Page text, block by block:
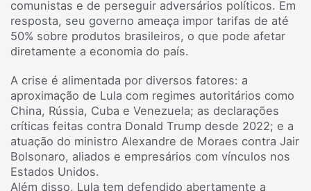
comunistas e de perseguir adversários políticos. Em
resposta, seu governo ameaça impor tarifas de até
50% sobre produtos brasileiros, o que pode afetar
diretamente a economia do país.
A crise é alimentada por diversos fatores: a
aproximação de Lula com regimes autoritários como
China, Rússia, Cuba e Venezuela; as declarações
críticas feitas contra Donald Trump desde 2022; e a
atuação do ministro Alexandre de Moraes contra Jair
Bolsonaro, aliados e empresários com vínculos nos
Estados Unidos.
Além disso, Lula tem defendido abertamente a